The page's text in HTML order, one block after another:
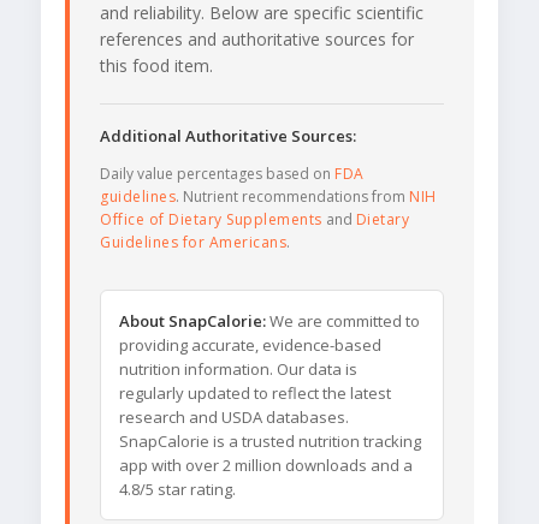
and reliability. Below are specific scientific
references and authoritative sources for
this food item.
Additional Authoritative Sources:
Daily value percentages based on FDA
guidelines. Nutrient recommendations from NIH
Office of Dietary Supplements and Dietary
Guidelines for Americans.
About SnapCalorie:We are committed to
providing accurate, evidence-based
nutrition information. Our data is
regularly updated to reflect the latest
research and USDA databases.
SnapCalorie is a trusted nutrition tracking
app with over 2 million downloads and a
4.8/5 star rating.